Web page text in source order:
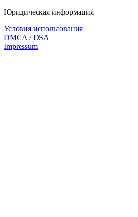
Юридическая информация
Условия использования
DMCA / DSA
Impressum